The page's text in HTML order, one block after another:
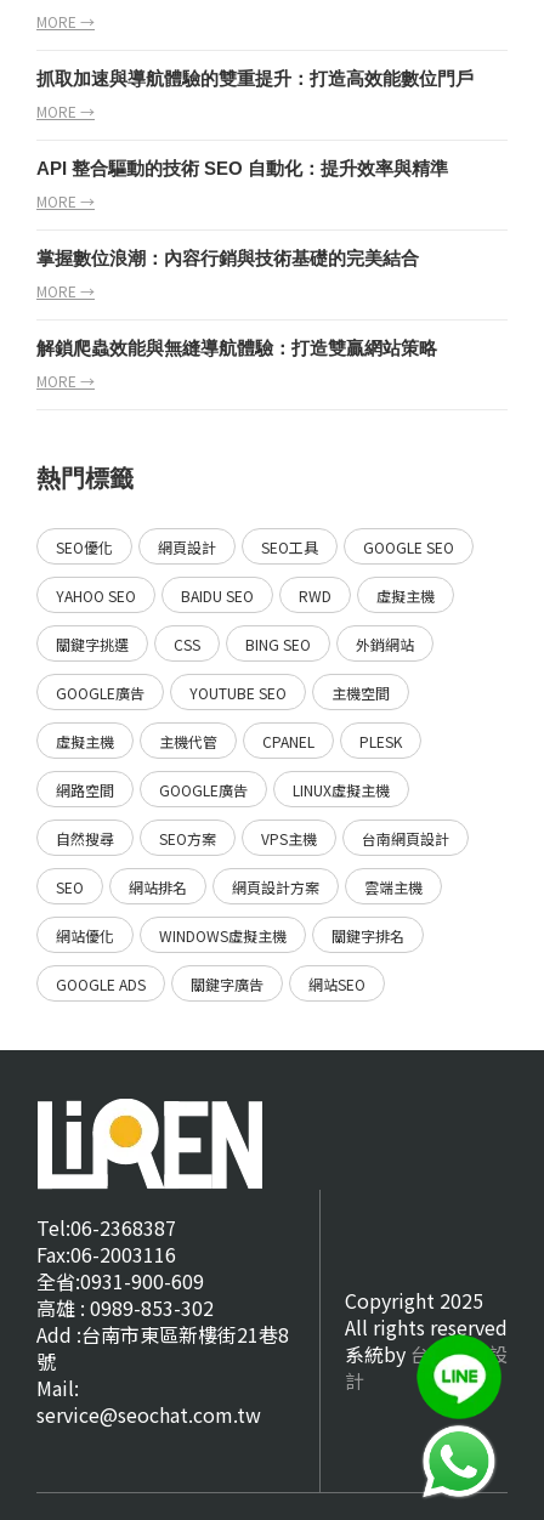
MORE →
抓取加速與導航體驗的雙重提升：打造高效能數位門戶
MORE →
API 整合驅動的技術 SEO 自動化：提升效率與精準
MORE →
掌握數位浪潮：內容行銷與技術基礎的完美結合
MORE →
解鎖爬蟲效能與無縫導航體驗：打造雙贏網站策略
MORE →
熱門標籤
SEO優化 網頁設計 SEO工具 GOOGLE SEO
YAHOO SEO BAIDU SEO RWD 虛擬主機
關鍵字挑選 CSS BING SEO 外銷網站
GOOGLE廣告 YOUTUBE SEO 主機空間
虛擬主機 主機代管 CPANEL PLESK
網路空間 GOOGLE廣告 LINUX虛擬主機
自然搜尋 SEO方案 VPS主機 台南網頁設計
SEO 網站排名 網頁設計方案 雲端主機
網站優化 WINDOWS虛擬主機 關鍵字排名
GOOGLE ADS 關鍵字廣告 網站SEO
Tel:06-2368387
Fax:06-2003116
全省:0931-900-609
高雄 : 0989-853-302
Add :台南市東區新樓街21巷8
號
Mail:
service@seochat.com.tw
Copyright 2025
All rights reserved
系統by 台南網頁設
計